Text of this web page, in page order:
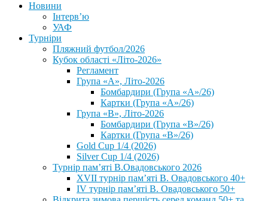
Новини
Інтерв’ю
УАФ
Турніри
Пляжний футбол/2026
Кубок області «Літо-2026»
Регламент
Група «А», Літо-2026
Бомбардири (Група «А»/26)
Картки (Група «А»/26)
Група «В», Літо-2026
Бомбардири (Група «В»/26)
Картки (Група «В»/26)
Gold Cup 1/4 (2026)
Silver Cup 1/4 (2026)
Турнір пам’яті В.Овадовського 2026
XVII турнір пам’яті В. Овадовського 40+
IV турнір пам’яті В. Овадовського 50+